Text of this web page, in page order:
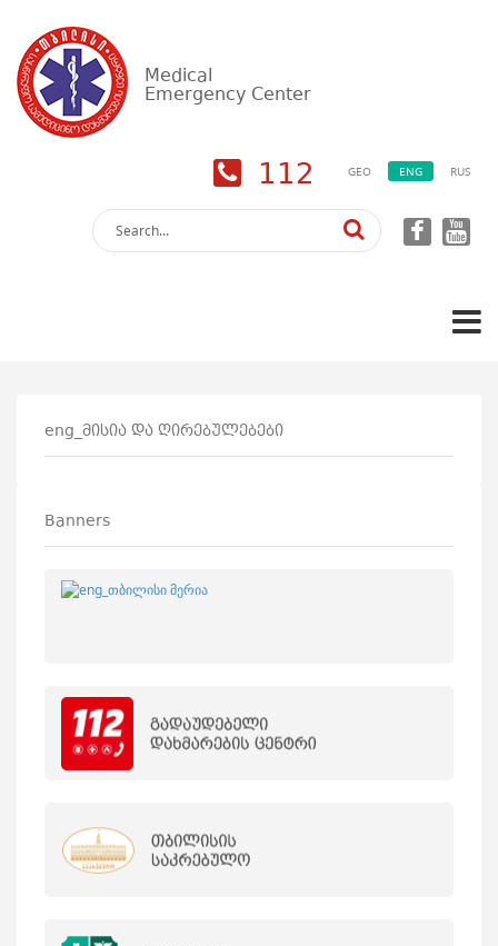
Medical
Emergency Center
112 GEO ENG RUS
eng_მისია და ღირებულებები
Banners